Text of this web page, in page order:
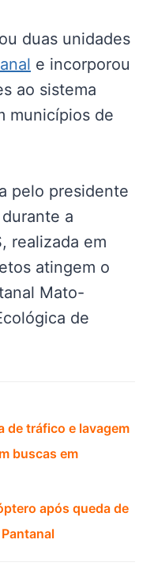
duas unidades
e incorporou
ao sistema
municípios de
pelo presidente
a
realizada em
atingem o
Mato-
de
de tráfico e lavagem
buscas em
após queda de